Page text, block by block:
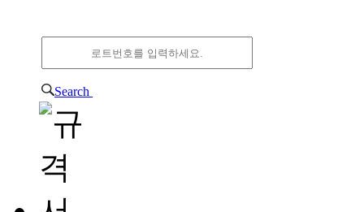
Search